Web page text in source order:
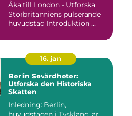
Åka till London - Utforska
Storbritanniens pulserande
huvudstad Introduktion ...
16. jan
Berlin Sevärdheter:
Utforska den Historiska
Skatten
Inledning: Berlin,
huvudstaden i Tyskland, är